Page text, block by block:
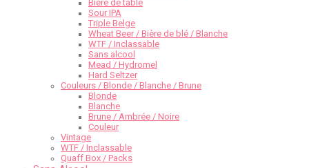
Bière de table
Sour IPA
Triple Belge
Wheat Beer / Bière de blé / Blanche
WTF / Inclassable
Sans alcool
Mead / Hydromel
Hard Seltzer
Couleurs / Blonde / Blanche / Brune
Blonde
Blanche
Brune / Ambrée / Noire
Couleur
Vintage
WTF / Inclassable
Quaff Box / Packs